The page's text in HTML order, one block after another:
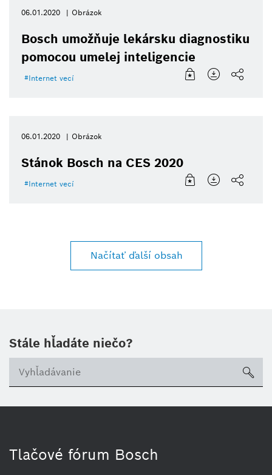
06.01.2020 Obrázok
Bosch umožňuje lekársku diagnostiku
pomocou umelej inteligencie
Internet vecí
06.01.2020 Obrázok
Stánok Bosch na CES 2020
Internet vecí
Načítať ďalší obsah
Stále hľadáte niečo?
Tlačové fórum Bosch